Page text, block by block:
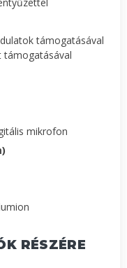
támogatásával
támogatásával
mikrofon
RÉSZÉRE